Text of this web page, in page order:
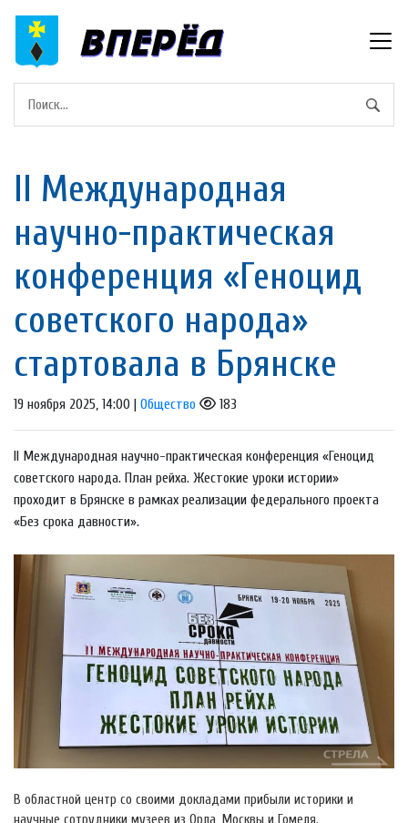
II Международная
научно-практическая
конференция «Геноцид
советского народа»
стартовала в Брянске
19 ноября 2025, 14:00 | Общество 183
II Международная научно-практическая конференция «Геноцид
советского народа. План рейха. Жестокие уроки истории»
проходит в Брянске в рамках реализации федерального проекта
«Без срока давности».
В областной центр со своими докладами прибыли историки и
научные сотрудники музеев из Орла, Москвы и Гомеля.